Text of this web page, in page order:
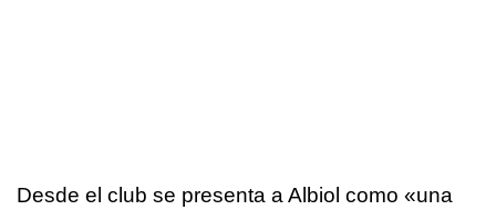
Desde el club se presenta a Albiol como «una